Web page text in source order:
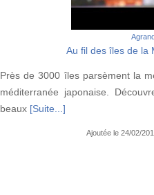
Au fil des îles de la
Près de 3000 îles parsèment la
méditerranée japonaise.
beaux [Suite...]
Ajoutée le 24/02/